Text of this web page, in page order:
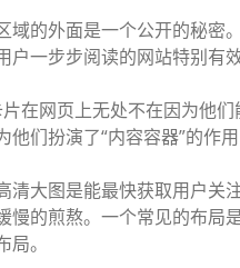
域的外面是一个公开的秘密
户一步步阅读的网站特别有
在网页上无处不在因为他
们扮演了“内容容器”的作
大图是能最快获取用户关
的煎熬。一个常见的布局
。